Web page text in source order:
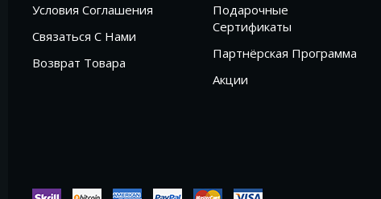
Условия Соглашения
Связаться С Нами
Возврат Товара
Подарочные
Сертификаты
Партнёрская Программа
Акции